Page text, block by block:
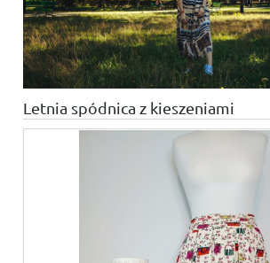
Letnia spódnica z kieszeniami